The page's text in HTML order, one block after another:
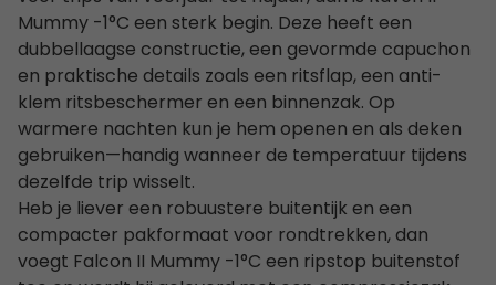
Mummy -1°C een sterk begin. Deze heeft een
dubbellaagse constructie, een gevormde capuchon
en praktische details zoals een ritsflap, een anti-
klem ritsbeschermer en een binnenzak. Op
warmere nachten kun je hem openen en als deken
gebruiken—handig wanneer de temperatuur tijdens
dezelfde trip wisselt.
Heb je liever een robuustere buitentijk en een
compacter pakformaat voor rondtrekken, dan
voegt Falcon II Mummy -1°C een ripstop buitenstof